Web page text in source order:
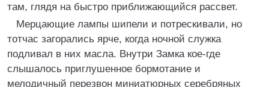
там, глядя на быстро приближающийся рассвет.
Мерцающие лампы шипели и потрескивали, но
тотчас загорались ярче, когда ночной служка
подливал в них масла. Внутри Замка кое-где
слышалось приглушенное бормотание и
мелодичный перезвон миниатюрных серебряных